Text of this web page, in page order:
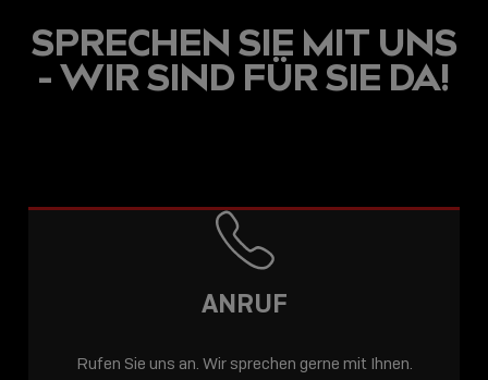
USB-C ÜBER LANGE
DISTANZEN: AKTIVE
USB-C-KABEL FÜR
STABILE 10 GBIT/S BIS
SPRECHEN SIE MIT UNS
- WIR SIND FÜR SIE DA!
ANRUF
Rufen Sie uns an. Wir sprechen gerne mit Ihnen.